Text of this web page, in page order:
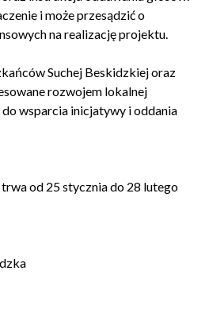
i może przesądzić o
na realizację projektu.
Suchej Beskidzkiej oraz
rozwojem lokalnej
wsparcia inicjatywy i oddania
od 25 stycznia do 28 lutego